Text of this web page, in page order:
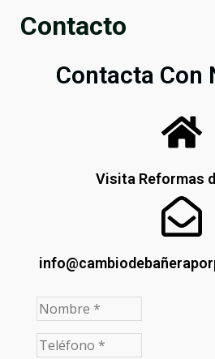
Contacto
Contacta Con
Visita Reformas